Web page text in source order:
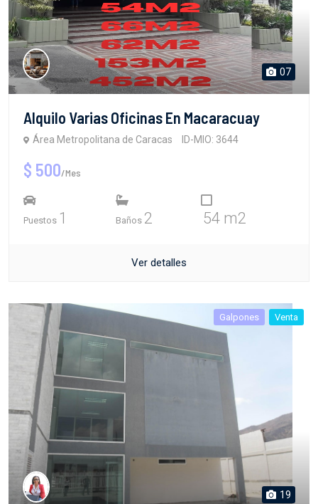
07
Alquilo Varias Oficinas En Macaracuay
Área Metropolitana de Caracas ID-MIO: 3644
$ 500/Mes
Puestos 1 Baños 2 54 m2
Ver detalles
Galpones Venta
19